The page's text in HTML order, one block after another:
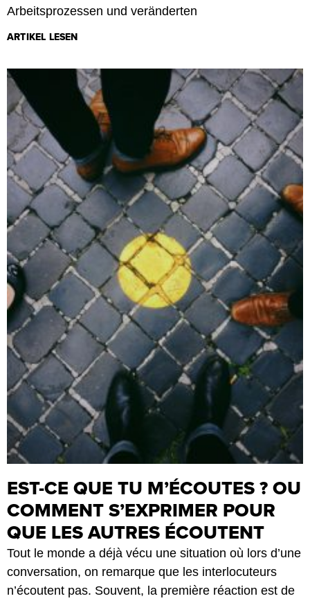
Arbeitsprozessen und veränderten
ARTIKEL LESEN
EST-CE QUE TU M’ÉCOUTES ? OU
COMMENT S’EXPRIMER POUR
QUE LES AUTRES ÉCOUTENT
Tout le monde a déjà vécu une situation où lors d’une
conversation, on remarque que les interlocuteurs
n’écoutent pas. Souvent, la première réaction est de